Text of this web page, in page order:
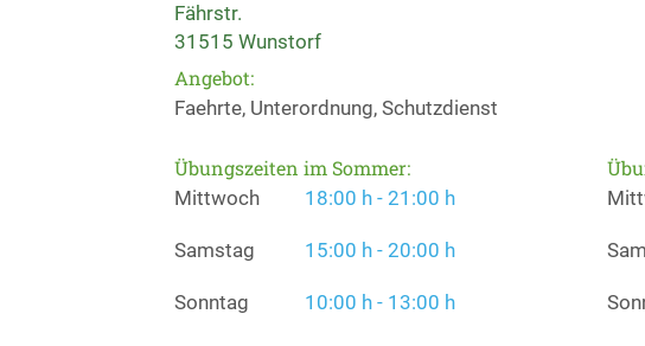
Fährstr.
31515 Wunstorf
Angebot:
Faehrte, Unterordnung, Schutzdienst
Übungszeiten im Sommer:
Mittwoch 18:00 h - 21:00 h
Samstag 15:00 h - 20:00 h
Sonntag 10:00 h - 13:00 h